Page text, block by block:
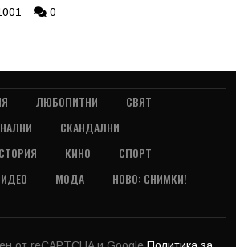
0
ЛЮБОПИТНИ
СВЯТ
СКАНДАЛНИ
КИНО
СПОРТ
МОДА
НОВО: СНИМКИ!